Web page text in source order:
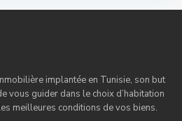
implantée en Tunisie, son but
vous guider dans le choix d’habitation
meilleures conditions de vos biens.